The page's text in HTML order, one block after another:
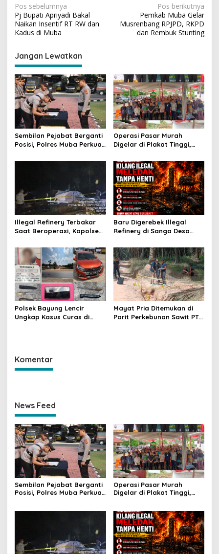
N
a
v
i
g
a
s
i
p
o
s
Pos sebelumnya
Pj Bupati Apriyadi Bakal
Naikan Insentif RT RW dan
Kadus di Muba
Pos berikutnya
Pemkab Muba Gelar
Musrenbang RPJPD, RKPD
dan Rembuk Stunting
Jangan Lewatkan
Sembilan Pejabat Berganti
Posisi, Polres Muba Perkuat
Presisi
Operasi Pasar Murah
Digelar di Plakat Tinggi,
Subsidi untuk Ringankan
Beban Warga
Illegal Refinery Terbakar
Saat Beroperasi, Kapolsek
Penindakan dan
Pencegahan Terus
Dilakukan
Baru Digerebek Illegal
Refinery di Sanga Desa
Hukum Dipertanyakan
Polsek Bayung Lencir
Ungkap Kasus Curas di
Mayat Pria Ditemukan di
Parit Perkebunan Sawit PT
Komentar
News Feed
Sembilan Pejabat Berganti
Posisi, Polres Muba Perkuat
Operasi Pasar Murah
Digelar di Plakat Tinggi,
Beban Warga